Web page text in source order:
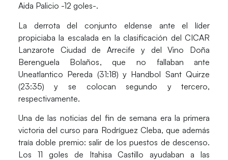
Aida Palicio -12 goles-.
La derrota del conjunto eldense ante el líder
propiciaba la escalada en la clasificación delCICAR
Lanzarote Ciudad de Arrecife y del Vino Doña
Berenguela Bolaños, que no fallaban ante
Uneatlantico Pereda (31:18) y Handbol Sant Quirze
(23:35) y se colocan segundo y tercero,
respectivamente.
Una de las noticias del fin de semana era la primera
victoria del curso para Rodríguez Cleba, que además
traía doble premio: salir de los puestos de descenso.
Los 11 goles de Itahisa Castillo ayudaban a las